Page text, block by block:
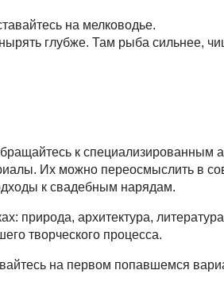
на мелководье.
глубже. Там рыба сильнее,
к специализированным
Их можно переосмыслить в
к свадебным нарядам.
природа, архитектура,
творческого процесса.
на первом попавшемся